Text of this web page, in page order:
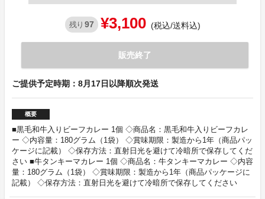
残り 97 ¥3,100 (税込/送料込)
販売終了
ご提供予定時期：8月17日以降順次発送
概要
■黒毛和牛入りビーフカレー 1個 ◇商品名：黒毛和牛入りビーフカレ
ー ◇内容量：180グラム（1袋） ◇賞味期限：製造から1年（商品パッ
ケージに記載） ◇保存方法：直射日光を避けて冷暗所で保存してくだ
さい ■牛タンキーマカレー 1個 ◇商品名：牛タンキーマカレー ◇内容
量：180グラム（1袋） ◇賞味期限：製造から1年（商品パッケージに
記載） ◇保存方法：直射日光を避けて冷暗所で保存してください